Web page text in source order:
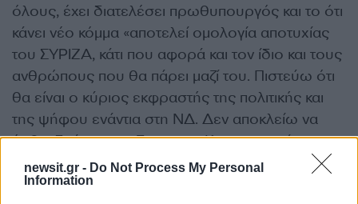
newsit.gr - Do Not Process My Personal
Information
όλους, έχει διατελέσει πρωθυπουργός και το ότι
κάνει νέο κόμμα «αποτελεί ομολογία αποτυχίας
του ΣΥΡΙΖΑ, κάτι που αφορά και τον ίδιο και τους
ανθρώπους που θα πάρει μαζί του. Πιστεύω ότι
θα είναι ο κύριος εκφραστής της πολιτικής και
της ψήφου ενάντια στη ΝΔ. Δεν αποκλείω να
έρθει δεύτερος». Για την κα Καρυστιανού
σχολίασε πως είναι άλλο είναι η δεδομένη και
αυτονόητη συμπαράσταση λόγω της τραγωδίας